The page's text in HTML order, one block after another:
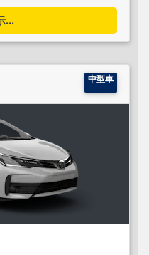
...
中型車